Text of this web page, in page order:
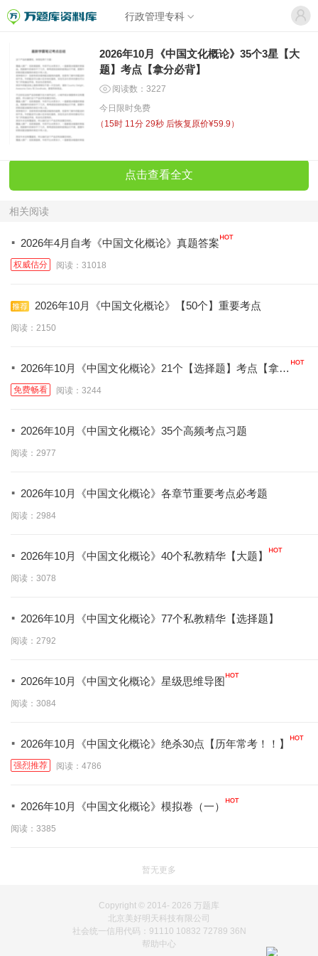
行政管理专科
2026年10月《中国文化概论》35个3星【大
题】考点【拿分必背】
阅读数：3227
今日限时免费
（ 15时 11分 28秒 后恢复原价¥59.9）
点击查看全文
相关阅读
· 2026年4月自考《中国文化概论》真题答案
权威估分 阅读：31018
2026年10月《中国文化概论》【50个】重要考点
阅读：2150
· 2026年10月《中国文化概论》21个【选择题】考点【拿分
必学】
免费畅看 阅读：3244
· 2026年10月《中国文化概论》35个高频考点习题
阅读：2977
· 2026年10月《中国文化概论》各章节重要考点必考题
阅读：2984
· 2026年10月《中国文化概论》40个私教精华【大题】
阅读：3078
· 2026年10月《中国文化概论》77个私教精华【选择题】
阅读：2792
· 2026年10月《中国文化概论》星级思维导图
阅读：3084
· 2026年10月《中国文化概论》绝杀30点【历年常考！！】
强烈推荐 阅读：4786
· 2026年10月《中国文化概论》模拟卷（一）
阅读：3385
暂无更多
Copyright © 2014- 2026 万题库
北京美好明天科技有限公司
社会统一信用代码：91110 10832 72789 36N
帮助中心